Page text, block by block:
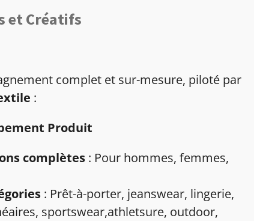
et Créatifs
complet et sur-mesure, piloté par
:
Produit
complètes : Pour hommes, femmes,
: Prêt-à-porter, jeanswear, lingerie,
sportswear,athletsure, outdoor,